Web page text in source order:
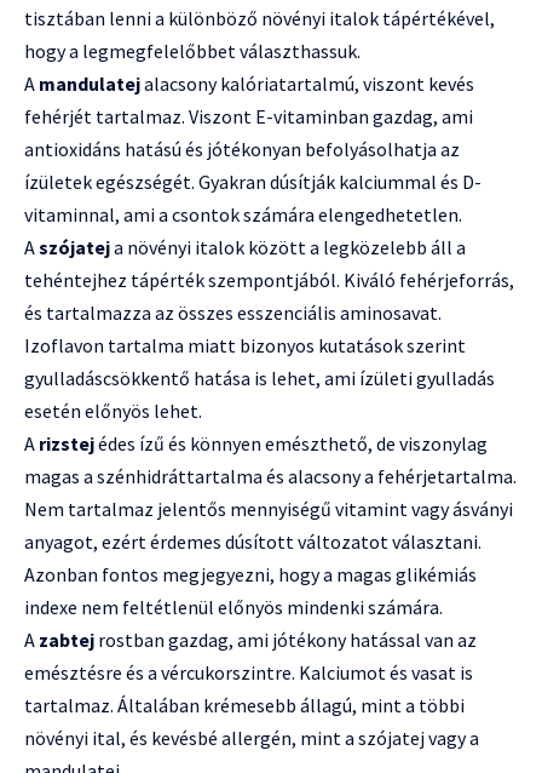
tisztában lenni a különböző növényi italok tápértékével,
hogy a legmegfelelőbbet választhassuk.
A mandulatejalacsony kalóriatartalmú, viszont kevés
fehérjét tartalmaz. Viszont E-vitaminban gazdag, ami
antioxidáns hatású és jótékonyan befolyásolhatja az
ízületek egészségét. Gyakran dúsítják kalciummal és D-
vitaminnal, ami a csontok számára elengedhetetlen.
Aszójateja növényi italok között a legközelebb áll a
tehéntejhez tápérték szempontjából. Kiváló fehérjeforrás,
és tartalmazza az összes esszenciális aminosavat.
Izoflavon tartalma miatt bizonyos kutatások szerint
gyulladáscsökkentő hatása is lehet, ami ízületi gyulladás
esetén előnyös lehet.
A rizstejédes ízű és könnyen emészthető, de viszonylag
magas a szénhidráttartalma és alacsony a fehérjetartalma.
Nem tartalmaz jelentős mennyiségű vitamint vagy ásványi
anyagot, ezért érdemes dúsított változatot választani.
Azonban fontos megjegyezni, hogy a magas glikémiás
indexe nem feltétlenül előnyös mindenki számára.
A zabtej rostban gazdag, ami jótékony hatással van az
emésztésre és a vércukorszintre. Kalciumot és vasat is
tartalmaz. Általában krémesebb állagú, mint a többi
növényi ital, és kevésbé allergén, mint a szójatej vagy a